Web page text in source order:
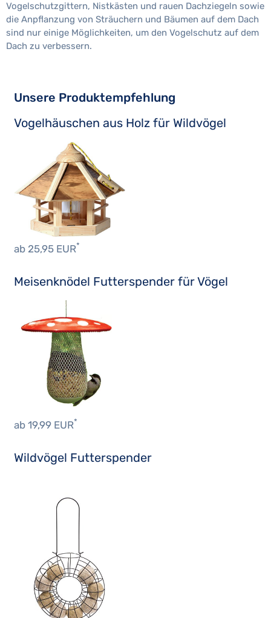
Vogelschutzgittern, Nistkästen und rauen Dachziegeln sowie
die Anpflanzung von Sträuchern und Bäumen auf dem Dach
sind nur einige Möglichkeiten, um den Vogelschutz auf dem
Dach zu verbessern.
Unsere Produktempfehlung
Vogelhäuschen aus Holz für Wildvögel
ab 25,95 EUR*
Meisenknödel Futterspender für Vögel
ab 19,99 EUR*
Wildvögel Futterspender